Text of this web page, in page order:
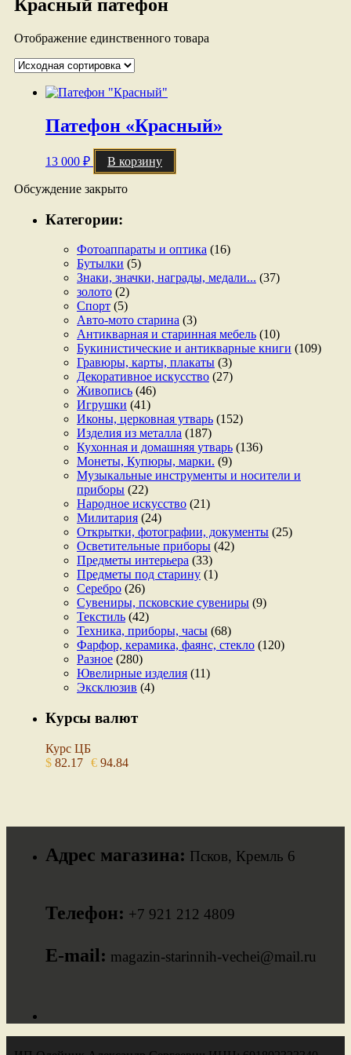
Красный патефон
Отображение единственного товара
Патефон «Красный»
13 000 ₽ В корзину
Обсуждение закрыто
Категории:
Фотоаппараты и оптика (16)
Бутылки (5)
Знаки, значки, награды, медали... (37)
золото (2)
Спорт (5)
Авто-мото старина (3)
Антикварная и старинная мебель (10)
Букинистические и антикварные книги (109)
Гравюры, карты, плакаты (3)
Декоративное искусство (27)
Живопись (46)
Игрушки (41)
Иконы, церковная утварь (152)
Изделия из металла (187)
Кухонная и домашняя утварь (136)
Монеты, Купюры, марки. (9)
Музыкальные инструменты и носители и
приборы (22)
Народное искусство (21)
Милитария (24)
Открытки, фотографии, документы (25)
Осветительные приборы (42)
Предметы интерьера (33)
Предметы под старину (1)
Серебро (26)
Сувениры, псковские сувениры (9)
Текстиль (42)
Техника, приборы, часы (68)
Фарфор, керамика, фаянс, стекло (120)
Разное (280)
Ювелирные изделия (11)
Эксклюзив (4)
Курсы валют
Курс ЦБ
$ 82.17 € 94.84
Адрес магазина: Псков, Кремль 6
Телефон: +7 921 212 4809
E-mail: magazin-starinnih-vechei@mail.ru